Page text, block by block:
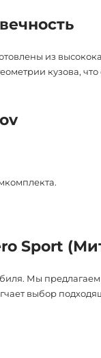
из
кузова,
Sport
Мы
выбор